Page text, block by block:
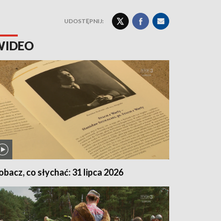
UDOSTĘPNIJ:
co słychać: 31 lipca 2026